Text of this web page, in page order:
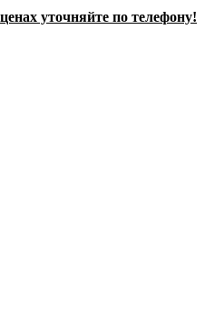
уточняйте по телефону!